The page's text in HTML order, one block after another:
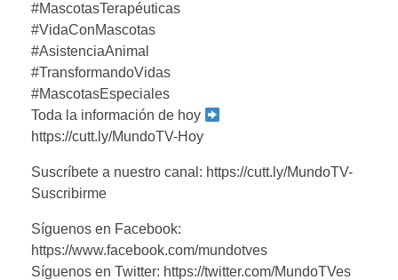
#MascotasTerapéuticas
#VidaConMascotas
#AsistenciaAnimal
#TransformandoVidas
#MascotasEspeciales
Toda la información de hoy
https://cutt.ly/MundoTV-Hoy
Suscríbete a nuestro canal: https://cutt.ly/MundoTV-
Suscribirme
Síguenos en Facebook:
https://www.facebook.com/mundotves
Síguenos en Twitter: https://twitter.com/MundoTVes